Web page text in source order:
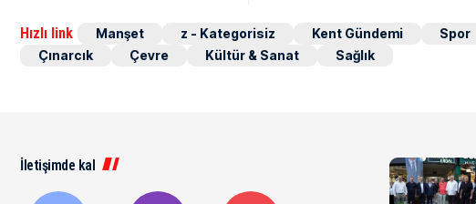
Hızlı link Manşet z - Kategorisiz Kent Gündemi Spor
Çınarcık
Çevre Kültür & Sanat Sağlık
İletişimde kal